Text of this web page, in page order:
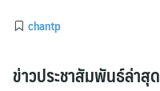
chantp
ข่าวประชาสัมพันธ์ล่าสุด